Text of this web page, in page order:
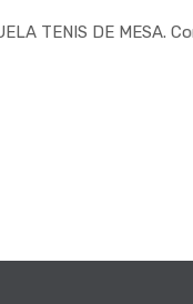
DE MESA.